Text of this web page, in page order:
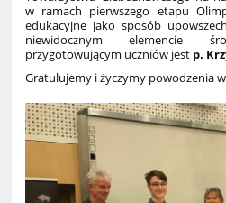
w ramach pierwszego etapu
edukacyjne jako sposób
niewidocznym elemencie
przygotowującym uczniów jest p.
Gratulujemy i życzymy powodzenia